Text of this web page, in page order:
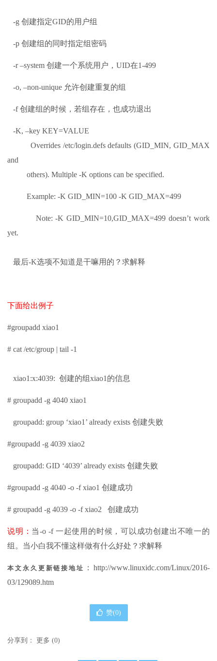
-g 创建指定GID的用户组
-p 创建组的同时指定组密码
-r –system 创建一个系统用户，UID在1-499
-o, –non-unique 允许创建重复的组
-f 创建组的时候，若组存在，也成功退出
-K, –key KEY=VALUE
Overrides /etc/login.defs defaults (GID_MIN, GID_MAX
and
others). Multiple -K options can be specified.
Example: -K GID_MIN=100 -K GID_MAX=499
Note: -K GID_MIN=10,GID_MAX=499 doesn’t work
yet.
最后-K选项不知道是干嘛用的？求解释
下面给出例子
#groupadd xiao1
# cat /etc/group | tail -1
xiao1:x:4039: 创建的组xiao1的信息
# groupadd -g 4040 xiao1
groupadd: group ‘xiao1’ already exists 创建失败
#groupadd -g 4039 xiao2
groupadd: GID ‘4039’ already exists 创建失败
#groupadd -g 4040 -o -f xiao1 创建成功
# groupadd -g 4039 -o -f xiao2 创建成功
说明： 当-o -f 一起使用的时候，可以成功创建出不唯一的
组。当小白我不懂这样做有什么好处？求解释
本文永久更新链接地址
：http://www.linuxidc.com/Linux/2016-
03/129089.htm
赞(0)
分享到： 更多 (0)